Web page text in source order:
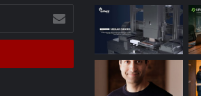
أدخل
بريدك
الإلكتروني